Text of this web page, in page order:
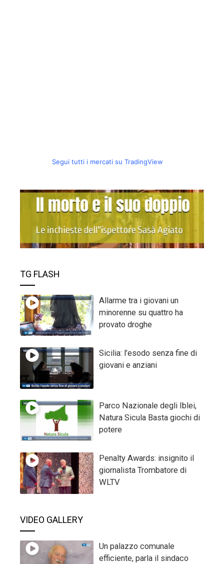
Segui tutti i mercati su TradingView
TG FLASH
Allarme tra i giovani un
minorenne su quattro ha
provato droghe
Sicilia: l’esodo senza fine di
giovani e anziani
Parco Nazionale degli Iblei,
Natura Sicula Basta giochi di
potere
Penalty Awards: insignito il
giornalista Trombatore di
WLTV
VIDEO GALLERY
Un palazzo comunale
efficiente, parla il sindaco